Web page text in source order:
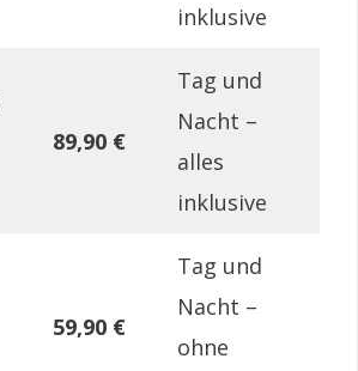
inklusive
89,90 €
Tag und
Nacht –
alles
inklusive
59,90 €
Tag und
Nacht –
ohne